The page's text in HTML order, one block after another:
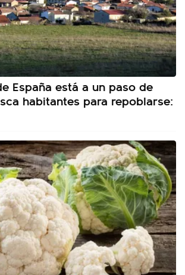
España está a un paso de
habitantes para repoblarse: